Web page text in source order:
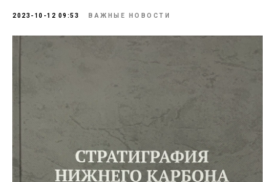
2023-10-12 09:53 ВАЖНЫЕ НОВОСТИ